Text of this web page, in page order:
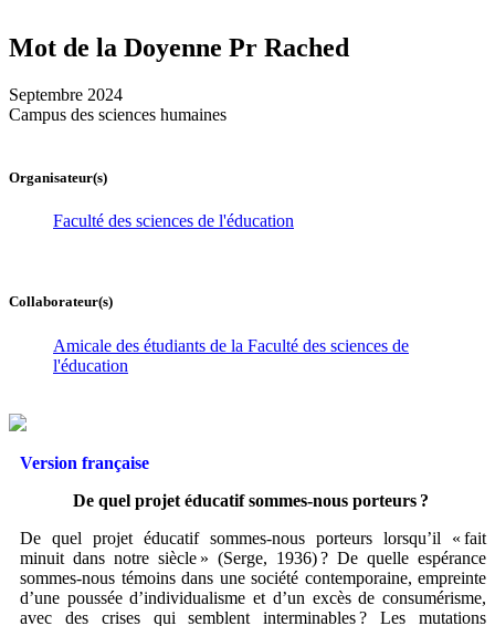
Mot de la Doyenne Pr Rached
Septembre 2024
Campus des sciences humaines
Organisateur(s)
Faculté des sciences de l'éducation
Collaborateur(s)
Amicale des étudiants de la Faculté des sciences de
l'éducation
Version française
De quel projet éducatif sommes-nous porteurs ?
De quel projet éducatif sommes-nous porteurs lorsqu’il « fait
minuit dans notre siècle » (Serge, 1936) ? De quelle espérance
sommes-nous témoins dans une société contemporaine, empreinte
d’une poussée d’individualisme et d’un excès de consumérisme,
avec des crises qui semblent interminables ? Les mutations